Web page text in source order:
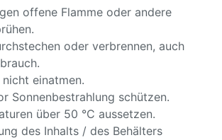
offene Flamme oder andere
oder verbrennen, auch
einatmen.
Sonnenbestrahlung schützen.
über 50 °C aussetzen.
des Inhalts / des Behälters